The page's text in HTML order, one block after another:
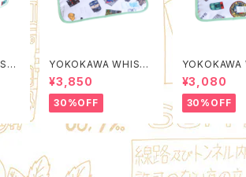
YOKOKAWA WHIST
LE TOWN Poach L
(Quality Control by
EACHTIME. )
¥3,850
30%OFF
LE TOWN
(Quality
EACHTIME. )
¥3,080
30%OFF